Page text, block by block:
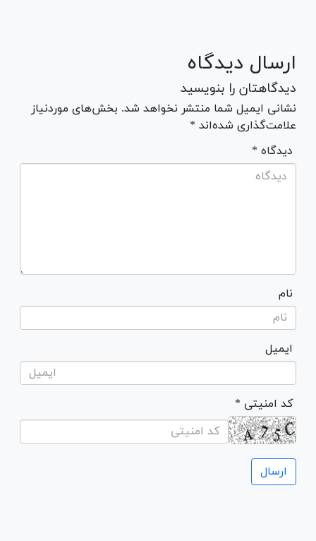
ارسال دیدگاه
دیدگاهتان را بنویسید
نشانی ایمیل شما منتشر نخواهد شد. بخش‌های موردنیاز
علامت‌گذاری شده‌اند *
* دیدگاه
نام
ایمیل
* کد امنیتی